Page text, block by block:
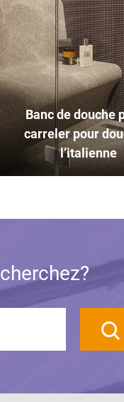
Banc de douche
carreler pour
l’italienne